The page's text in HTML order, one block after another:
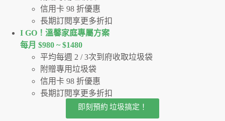
信用卡 98 折優惠
長期訂閱享更多折扣
I GO！溫馨家庭專屬方案
每月 $980 ~ $1480
平均每週 2 / 3次到府收取垃圾袋
附贈專用垃圾袋
信用卡 98 折優惠
長期訂閱享更多折扣
即刻預約 垃圾搞定！